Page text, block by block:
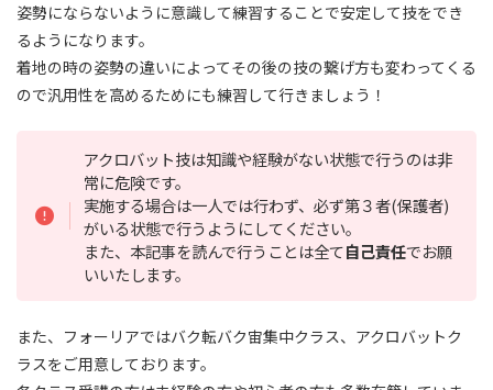
姿勢にならないように意識して練習することで安定して技をでき
るようになります。
着地の時の姿勢の違いによってその後の技の繋げ方も変わってくる
ので汎用性を高めるためにも練習して行きましょう！
アクロバット技は知識や経験がない状態で行うのは非
常に危険です。
実施する場合は一人では行わず、必ず第３者(保護者)
がいる状態で行うようにしてください。
また、本記事を読んで行うことは全て自己責任でお願
いいたします。
また、フォーリアではバク転バク宙集中クラス、アクロバットク
ラスをご用意しております。